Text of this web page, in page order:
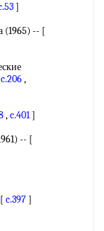
]
(1965) -- [
c.206,
,c.401]
-- [
c.397]